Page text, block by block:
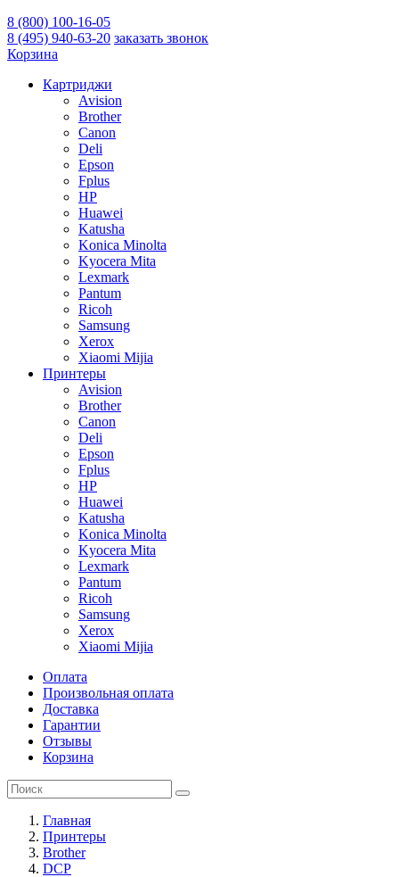
8 (800) 100-16-05
8 (495) 940-63-20 заказать звонок
Корзина
Картриджи
Avision
Brother
Canon
Deli
Epson
Fplus
HP
Huawei
Katusha
Konica Minolta
Kyocera Mita
Lexmark
Pantum
Ricoh
Samsung
Xerox
Xiaomi Mijia
Принтеры
Avision
Brother
Canon
Deli
Epson
Fplus
HP
Huawei
Katusha
Konica Minolta
Kyocera Mita
Lexmark
Pantum
Ricoh
Samsung
Xerox
Xiaomi Mijia
Оплата
Произвольная оплата
Доставка
Гарантии
Отзывы
Корзина
Главная
Принтеры
Brother
DCP